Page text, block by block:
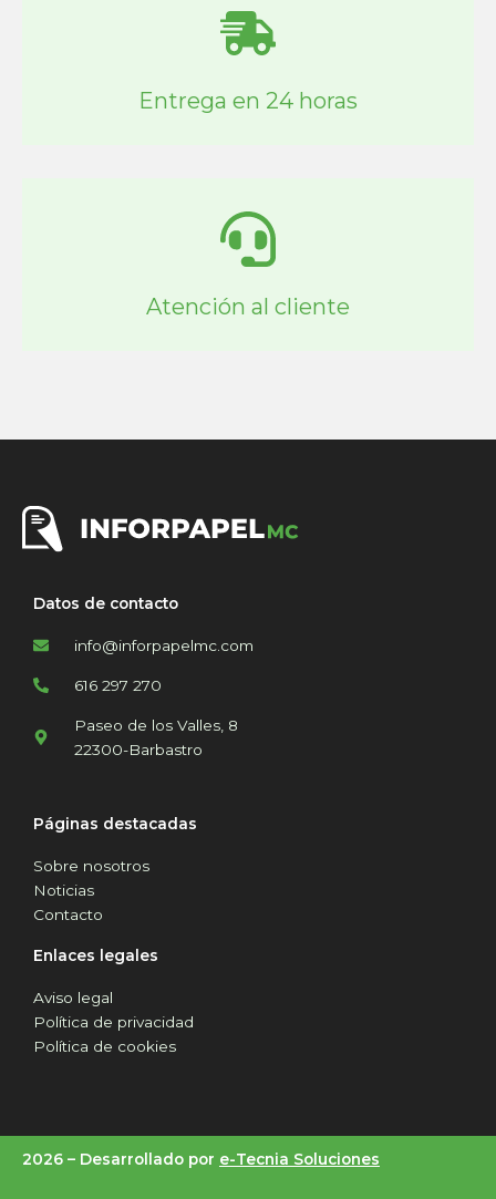
Entrega en 24 horas
Atención al cliente
Datos de contacto
info@inforpapelmc.com
616 297 270
Paseo de los Valles, 8
22300-Barbastro
Páginas destacadas
Sobre nosotros
Noticias
Contacto
Enlaces legales
Aviso legal
Política de privacidad
Política de cookies
2026 – Desarrollado por e-Tecnia Soluciones